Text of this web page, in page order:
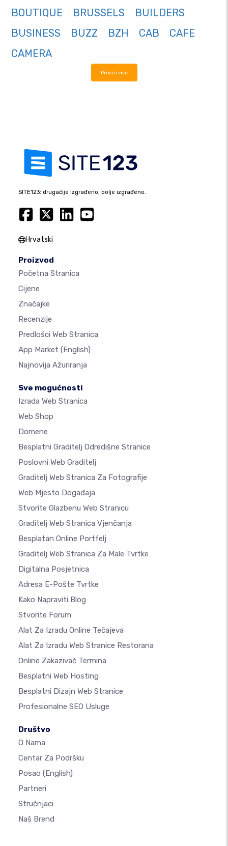
BOUTIQUE
BRUSSELS
BUILDERS
BUSINESS
BUZZ BZH CAB
CAFE
CAMERA
Prikaži više
SITE123: drugačije izgrađeno, bolje izgrađeno.
Hrvatski
Proizvod
Početna Stranica
Cijene
Značajke
Recenzije
Predlošci Web Stranica
App Market (English)
Najnovija Ažuriranja
Sve mogućnosti
Izrada Web Stranica
Web Shop
Domene
Besplatni Graditelj Odredišne Stranice
Poslovni Web Graditelj
Graditelj Web Stranica Za Fotografije
Web Mjesto Događaja
Stvorite Glazbenu Web Stranicu
Graditelj Web Stranica Vjenčanja
Besplatan Online Portfelj
Graditelj Web Stranica Za Male Tvrtke
Digitalna Posjetnica
Adresa E-Pošte Tvrtke
Kako Napraviti Blog
Stvorite Forum
Alat Za Izradu Online Tečajeva
Alat Za Izradu Web Stranice Restorana
Online Zakazivač Termina
Besplatni Web Hosting
Besplatni Dizajn Web Stranice
Profesionalne SEO Usluge
Društvo
O Nama
Centar Za Podršku
Posao (English)
Partneri
Stručnjaci
Naš Brend